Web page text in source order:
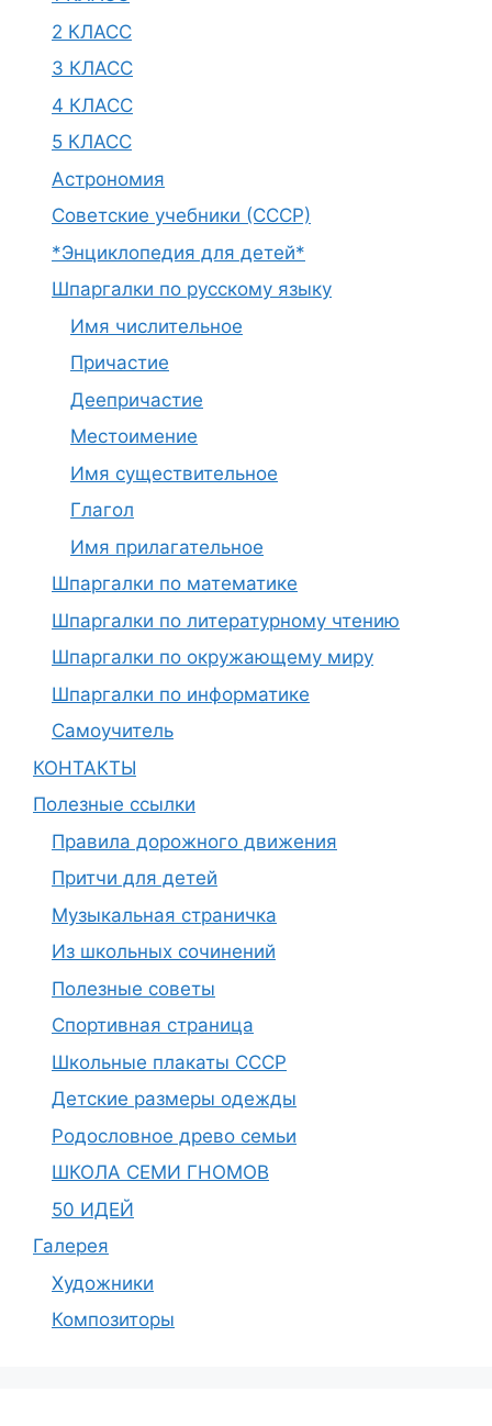
2 КЛАСС
3 КЛАСС
4 КЛАСС
5 КЛАСС
Астрономия
Советские учебники (СССР)
*Энциклопедия для детей*
Шпаргалки по русскому языку
Имя числительное
Причастие
Деепричастие
Местоимение
Имя существительное
Глагол
Имя прилагательное
Шпаргалки по математике
Шпаргалки по литературному чтению
Шпаргалки по окружающему миру
Шпаргалки по информатике
Самоучитель
КОНТАКТЫ
Полезные ссылки
Правила дорожного движения
Притчи для детей
Музыкальная страничка
Из школьных сочинений
Полезные советы
Спортивная страница
Школьные плакаты СССР
Детские размеры одежды
Родословное древо семьи
ШКОЛА СЕМИ ГНОМОВ
50 ИДЕЙ
Галерея
Художники
Композиторы